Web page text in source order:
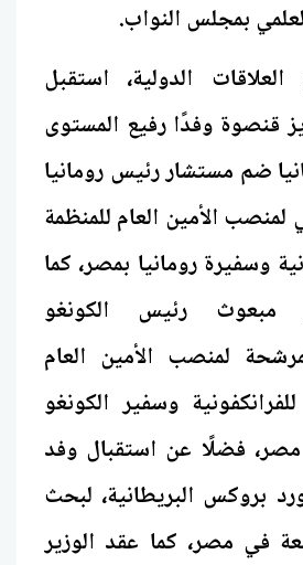
بمجلس النواب.
الدولية، استقبل
قنصوة وفدًا رفيع المستوى
ضم مستشار رئيس رومانيا
لمنصب الأمين العام للمنظمة
وسفيرة رومانيا بمصر، كما
مبعوث رئيس الكونغو
لمنصب الأمين العام
وسفير الكونغو
مصر، فضلًا عن استقبال وفد
بروكس البريطانية، لبحث
في مصر، كما عقد الوزير